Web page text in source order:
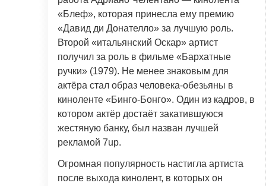
«Блеф», которая принесла ему премию
«Давид ди Донателло» за лучшую роль.
Второй «итальянский Оскар» артист
получил за роль в фильме «Бархатные
ручки» (1979). Не менее знаковым для
актёра стал образ человека-обезьяны в
киноленте «Бинго-Бонго». Один из кадров, в
котором актёр достаёт закатившуюся
жестяную банку, был назван лучшей
рекламой 7up.
Огромная популярность настигла артиста
после выхода кинолент, в которых он